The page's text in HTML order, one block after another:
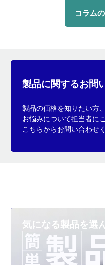
コラム
製品に関するお問
製品の価格を知りたい方
お悩みについて担当者に
こちらからお問い合わせ
気になる製品を選